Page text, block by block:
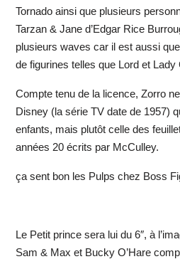
Tornado ainsi que plusieurs
Tarzan & Jane d’Edgar Rice
plusieurs waves car il est aussi
de figurines telles que Lord et Lady
Compte tenu de la licence, Zorro
Disney (la série TV date de 1957)
enfants, mais plutôt celle des
années 20 écrits par McCulley.
ça sent bon les Pulps chez Boss
Le Petit prince sera lui du 6″, à
Sam & Max et Bucky O’Hare